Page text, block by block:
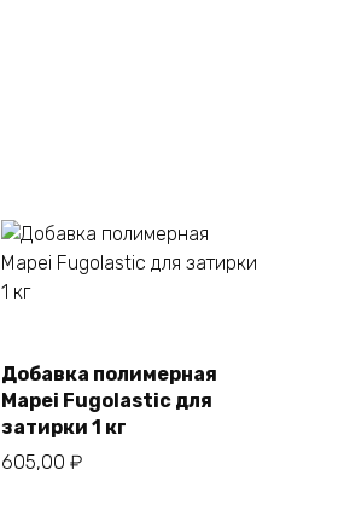
В корзину
Добавка полимерная
Mapei Fugolastic для
затирки 1 кг
605,00 ₽